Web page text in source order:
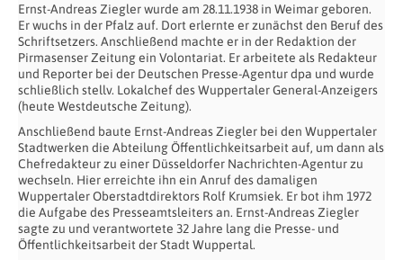
Ernst-Andreas Ziegler wurde am 28.11.1938 in Weimar geboren.
Er wuchs in der Pfalz auf. Dort erlernte er zunächst den Beruf des
Schriftsetzers. Anschließend machte er in der Redaktion der
Pirmasenser Zeitung ein Volontariat. Er arbeitete als Redakteur
und Reporter bei der Deutschen Presse-Agentur dpa und wurde
schließlich stellv. Lokalchef des Wuppertaler General-Anzeigers
(heute Westdeutsche Zeitung).
Anschließend baute Ernst-Andreas Ziegler bei den Wuppertaler
Stadtwerken die Abteilung Öffentlichkeitsarbeit auf, um dann als
Chefredakteur zu einer Düsseldorfer Nachrichten-Agentur zu
wechseln. Hier erreichte ihn ein Anruf des damaligen
Wuppertaler Oberstadtdirektors Rolf Krumsiek. Er bot ihm 1972
die Aufgabe des Presseamtsleiters an. Ernst-Andreas Ziegler
sagte zu und verantwortete 32 Jahre lang die Presse- und
Öffentlichkeitsarbeit der Stadt Wuppertal.